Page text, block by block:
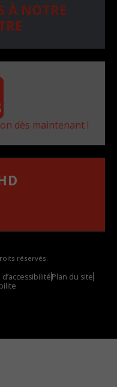
À NOTRE
dès maintenant !
réservés.
Plan du site